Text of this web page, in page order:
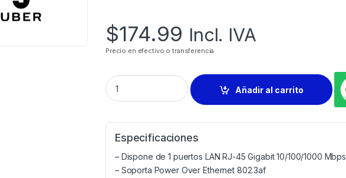
$174.99 Incl. IVA
Precio en efectivo o transferencia
Añadir al carrito
Especificaciones
– Dispone de 1 puertos LAN RJ-45 Gigabit 10/100/1000 Mbps
– Soporta Power Over Ethernet 802.3af